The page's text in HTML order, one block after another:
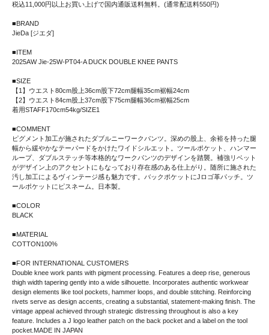
税込11,000円以上お買い上げで国内通販送料無料。(通常配送料550円)
■BRAND
JieDa [ジエダ]
■ITEM
2025AW Jie-25W-PT04-A DUCK DOUBLE KNEE PANTS
■SIZE
【1】ウエスト80cm股上36cm股下72cm腿幅35cm裾幅24cm
【2】ウエスト84cm股上37cm股下75cm腿幅36cm裾幅25cm
着用STAFF170cm54kg/SIZE1
■COMMENT
ピグメント加工が施されたダブルニーワークパンツ。深めの股上、余裕を持った腿
幅から緩やかなテーパードをかけたワイドシルエット。ツールポケット、ハンマー
ループ、ダブルステッチ等本格的なワークパンツのデザインを踏襲。補強リベット
がデザイン上のアクセントにもなっており存在感のある仕上がり。随所に施された
汚し加工によるヴィンテージ感も魅力です。バックポケットにJロゴ革パッチ。ツ
ールポケットにピスネーム。日本製。
■COLOR
BLACK
■MATERIAL
COTTON100%
■FOR INTERNATIONAL CUSTOMERS
Double knee work pants with pigment processing. Features a deep rise, generous
thigh width tapering gently into a wide silhouette. Incorporates authentic workwear
design elements like tool pockets, hammer loops, and double stitching. Reinforcing
rivets serve as design accents, creating a substantial, statement-making finish. The
vintage appeal achieved through strategic distressing throughout is also a key
feature. Includes a J logo leather patch on the back pocket and a label on the tool
pocket.MADE IN JAPAN